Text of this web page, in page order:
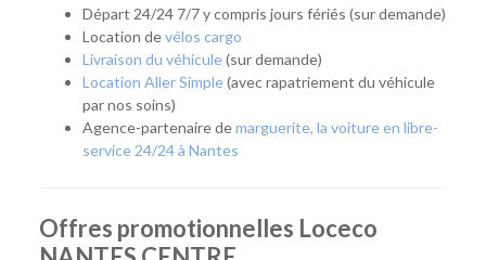
en vacances ou répondre à un besoin professionnel, vous
pouvez récupérer rapidement un véhicule adapté à votre
projet.
Cette approche permet de profiter d'une voiture ou d'un
utilitaire uniquement lorsque cela est nécessaire, tout en
bénéficiant d'un large choix de modèles et de tarifs
Quel véhicule choisir ?
Départ 24/24 7/7 y compris jours fériés (sur demande)
Location devélos cargo
Livraison du véhicule(sur demande)
Location Aller Simple(avec rapatriement du véhicule
par nos soins)
Agence-partenaire demarguerite, la voiture en libre-
service 24/24 à Nantes
Offres promotionnelles Loceco